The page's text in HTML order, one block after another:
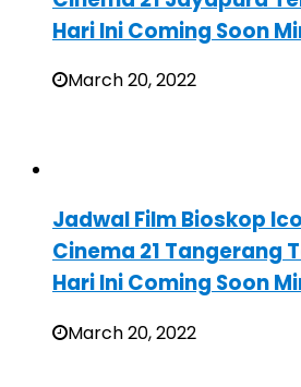
Hari Ini Coming Soon
March 20, 2022
Jadwal Film Bioskop
Cinema 21 Tangerang
Hari Ini Coming Soon
March 20, 2022